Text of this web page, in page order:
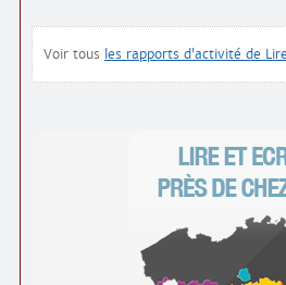
Voir tous les rapports d’activité de